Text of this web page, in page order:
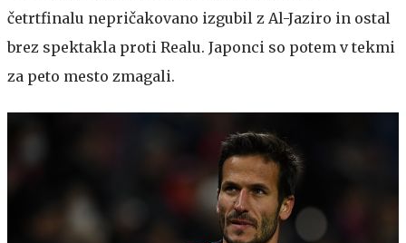
četrtfinalu nepričakovano izgubil z Al-Jaziro in ostal
brez spektakla proti Realu. Japonci so potem v tekmi
za peto mesto zmagali.